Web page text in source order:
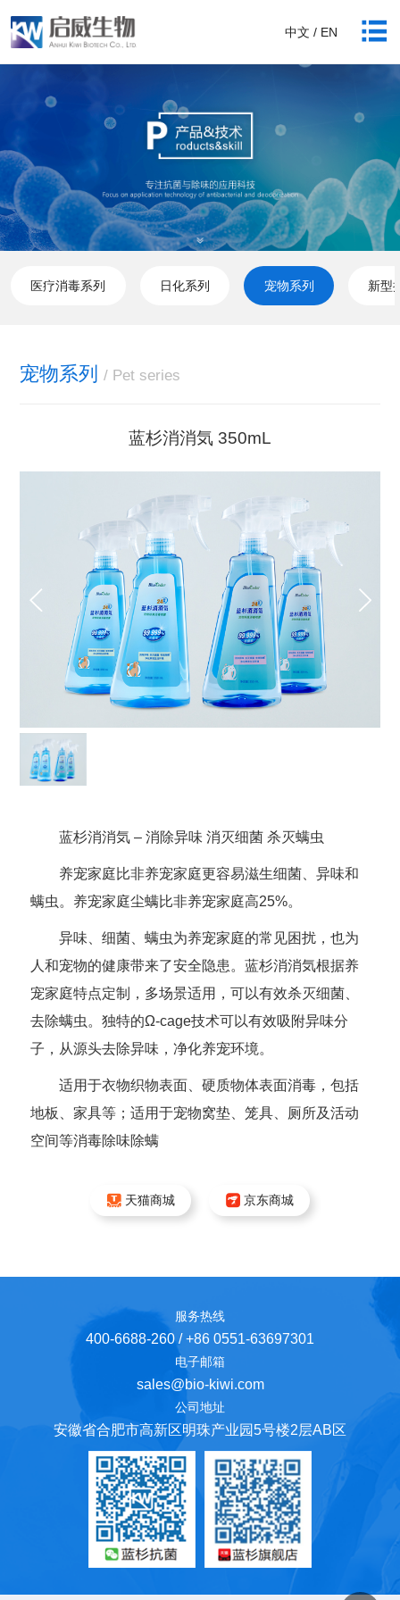
中文 / EN
医疗消毒系列 日化系列 宠物系列 新型
宠物系列/ Pet series
蓝杉消消気 350mL
蓝杉消消気 – 消除异味 消灭细菌 杀灭螨虫
养宠家庭比非养宠家庭更容易滋生细菌、异味和
螨虫。养宠家庭尘螨比非养宠家庭高25%。
异味、细菌、螨虫为养宠家庭的常见困扰，也为
人和宠物的健康带来了安全隐患。蓝杉消消気根据养
宠家庭特点定制，多场景适用，可以有效杀灭细菌、
去除螨虫。独特的Ω-cage技术可以有效吸附异味分
子，从源头去除异味，净化养宠环境。
适用于衣物织物表面、硬质物体表面消毒，包括
地板、家具等；适用于宠物窝垫、笼具、厕所及活动
空间等消毒除味除螨
天猫商城 京东商城
服务热线
400-6688-260 / +86 0551-63697301
电子邮箱
sales@bio-kiwi.com
公司地址
安徽省合肥市高新区明珠产业园5号楼2层AB区